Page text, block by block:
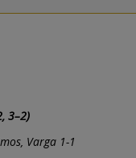
3–2)
Varga 1-1